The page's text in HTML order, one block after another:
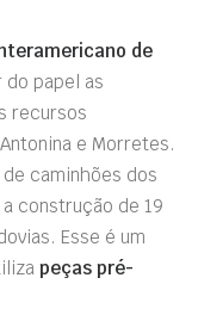
de
papel as
recursos
e Morretes.
caminhões dos
construção de 19
Esse é um
peças pré-